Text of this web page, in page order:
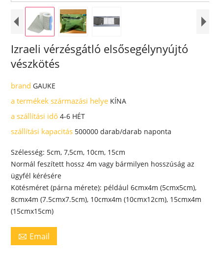
Izraeli vérzésgátló elsősegélynyújtó
vészkötés
brandGAUKE
a termékek származási helye KÍNA
a szállítási idő4-6 HÉT
szállítási kapacitás 500000 darab/darab naponta
Szélesség: 5cm, 7,5cm, 10cm, 15cm
Normál feszített hossz 4m vagy bármilyen hosszúság az
ügyfél kérésére
Kötésméret (párna mérete): például 6cmx4m (5cmx5cm),
8cmx4m (7.5cmx7.5cm), 10cmx4m (10cmx12cm), 15cmx4m
(15cmx15cm)
 Email